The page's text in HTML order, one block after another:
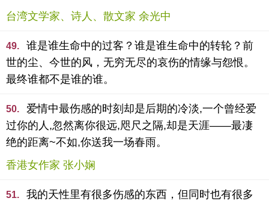
台湾文学家、诗人、散文家 余光中
49.
谁是谁生命中的过客？谁是谁生命中的转轮？前
世的尘、今世的风，无穷无尽的哀伤的情缘与怨恨。
最终谁都不是谁的谁。
50.
爱情中最伤感的时刻却是后期的冷淡,一个曾经爱
过你的人,忽然离你很远,咫尺之隔,却是天涯——最凄
绝的距离~不如,你送我一场春雨。
香港女作家 张小娴
51.
我的天性里有很多伤感的东西，但同时也有很多